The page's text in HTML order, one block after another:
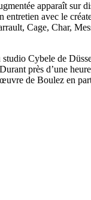
apparaît sur
entretien avec le
Cage, Char,
Cybele de
près d’une
de Boulez en